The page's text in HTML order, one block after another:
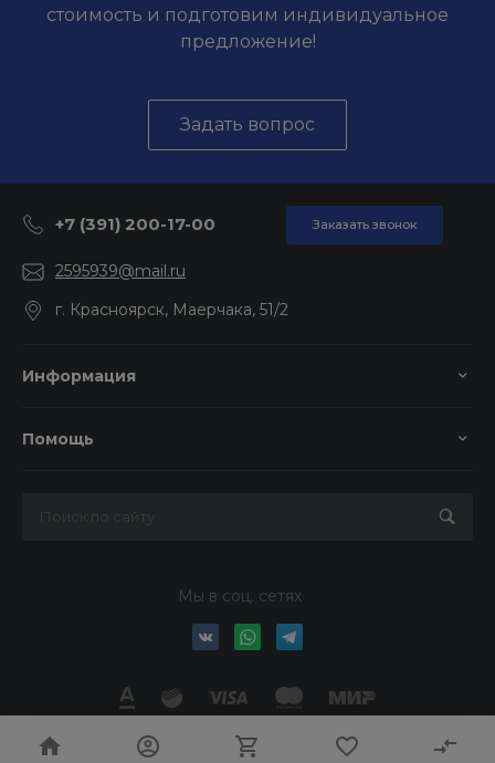
стоимость и подготовим индивидуальное
предложение!
Задать вопрос
+7 (391) 200-17-00 Заказать звонок
2595939@mail.ru
г. Красноярск, Маерчака, 51/2
Информация
Помощь
Мы в соц. сетях
© 2026 Колор-Авто, Все права защищены